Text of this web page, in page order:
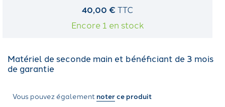
40,00 € TTC
Encore 1 en stock
Matériel de seconde main et bénéficiant de 3 mois
de garantie
Vous pouvez également noterce produit